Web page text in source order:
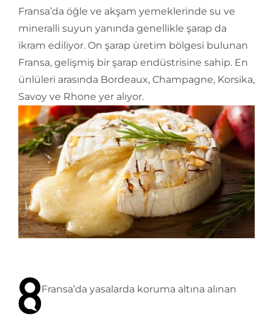
Fransa’da öğle ve akşam yemeklerinde su ve
mineralli suyun yanında genellikle şarap da
ikram ediliyor. On şarap üretim bölgesi bulunan
Fransa, gelişmiş bir şarap endüstrisine sahip. En
ünlüleri arasında Bordeaux, Champagne, Korsika,
Savoy ve Rhone yer alıyor.
Fransa’da yasalarda koruma altına alınan